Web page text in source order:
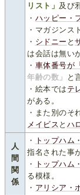
リスト」 及び
・ ハッピー・
・マガジンス
・ シドニー と
は会話は無い
・ 車体番号が
年齢の数」
と
・絵本では テ
がある。
・また別のそ
メイビス と ハ
人
間
関
係
・ トップハム
指名された事
・
トップハム
る模様。
・ アリシア・